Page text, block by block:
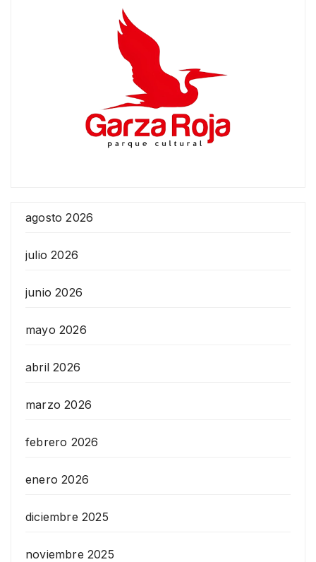
agosto 2026
julio 2026
junio 2026
mayo 2026
abril 2026
marzo 2026
febrero 2026
enero 2026
diciembre 2025
noviembre 2025